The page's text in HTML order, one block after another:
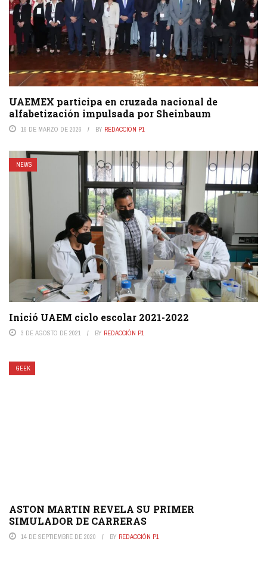
UAEMEX participa en cruzada nacional de
alfabetización impulsada por Sheinbaum
16 DE MARZO DE 2026 BY REDACCIÓN P1
NEWS
Inició UAEM ciclo escolar 2021-2022
3 DE AGOSTO DE 2021 BY REDACCIÓN P1
GEEK
ASTON MARTIN REVELA SU PRIMER
SIMULADOR DE CARRERAS
14 DE SEPTIEMBRE DE 2020 BY REDACCIÓN P1